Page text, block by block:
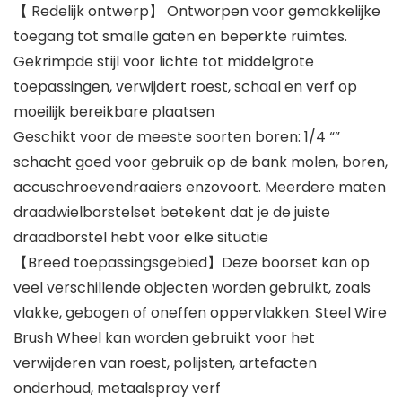
【 Redelijk ontwerp】 Ontworpen voor gemakkelijke
toegang tot smalle gaten en beperkte ruimtes.
Gekrimpde stijl voor lichte tot middelgrote
toepassingen, verwijdert roest, schaal en verf op
moeilijk bereikbare plaatsen
Geschikt voor de meeste soorten boren: 1/4 “”
schacht goed voor gebruik op de bank molen, boren,
accuschroevendraaiers enzovoort. Meerdere maten
draadwielborstelset betekent dat je de juiste
draadborstel hebt voor elke situatie
【Breed toepassingsgebied】Deze boorset kan op
veel verschillende objecten worden gebruikt, zoals
vlakke, gebogen of oneffen oppervlakken. Steel Wire
Brush Wheel kan worden gebruikt voor het
verwijderen van roest, polijsten, artefacten
onderhoud, metaalspray verf